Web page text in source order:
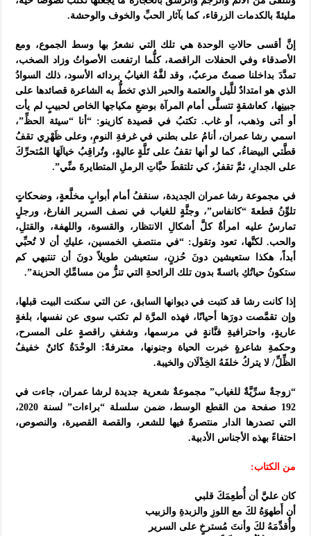
مليئةً بالكدمات الزرقاء، كما بآثار الحبِّ والخوف والوحشة.
إنَّ أقسى حالاتِ الوحدة هي تلك التي نشعرُ بها وسط الجموع، ومع
الأصدقاء وفي الحفلات الراقصة، كلُّما ارتفعت الأصواتُ وزاد الصخب،
تمدَّدَ بداخلنا صمتٌ مرعبٌ، وقد لفَّهُ الغيابُ بردائه الأسود، ذلك السوادُ
الذي هو امتدادٌ للَّيل والعتمة والحبر الذي تخطُّ به الشاعرة قصائدها على
جبينِها، كعاشقةٍ تتسلَّى أمام المرآة بوضعِ مكياجها الخاص لحبيبٍ لم يأت
أو أتى وذهب، أو غاب. تكتبُ في قصيدة كازينو: “أنا “سيئة الحظِّ”،
اسمي رشا عمران، أنامُ على بطني في غرفةِ النومِ، وعلى ظَهْرِي تقفُ
قطَّتي البيضاءُ، كما لو أنها تقفُ على تَلَّةٍ عاليةٍ، وتُراقِبُ خيالَهَا المُتحرِّكَ
على الجدارِ، ثمَّ تقفزُ، كي تلتقطَ حبَّاتِ الرملِ المتطايرةَ منِّي”.
في مجموعة رشا عمران الجديدة، سنقفُ أمام أبوابٍ مخلَّعةٍ، وضحكاتٍ
تلوِّنُ قطعةَ “كانفاس”، وجثَّةٍ للغياب في نصف السرير الفارغ، ورجلٍ
تمارسُ عليه امرأةٌ كلَّ أشكالِ الانتظار، والقسوة، واللهفة، والقتلِ،
والحب. لكنَّها، تعود وتقول: “في منتصفِ الخمسين، عليكِ أن لا تُحبِّي
أبداً، هكذا ستعيشين دونَ حُزنٍ، ستعيشن طويلاً دونَ أن تنتبهي كم
ستكونُ حياتُكِ بائسةً بدون تلك الرائحةِ التي تنزُّ من مسامِّكِ الحزينة”.
إذا كانت رشا قد كتبت في ديوانها السابق، عن التي سكنت البيت قبلها،
وإن تقمَّصت دورَها أحيانًا، فهذه المرَّة لم تكتب سوى عن نفسها، بلغةٍ
عاريةٍ، واحترافيةِ فنَّانةٍ في مرسمها، وشغفِ راقصةٍ على المسرح،
وحكمةِ شاعرةٍ خبرت الحياة وجنونها، معترفةً: الوحْدَةُ كائنٌ خفيفُ
الظِّلِّ/ لا يتركُ خلفَهُ الخِذْلَان والخيبة.
“زوجةٌ سرِّيَّةٌ للغياب” مجموعةٌ شعرية جديدة لرشا عمران، جاءت في
192 صفحة من القطع الوسط، ضمن سلسلة “براءات” لسنة 2020،
التي تصدرها الدار منتصرةً فيها للشعر، والقصة القصيرة، والنصوص،
احتفاءً بهذه الأجناس الأدبية.
من الكتاب:
كان عليَّ أن أُطعِمَكَ قلبي
أن أَطهوَهُ لكَ مع اللوزِ والزبدةِ والزبيب
وأُقدِّمَهُ لكَ وأنتَ مُسترخٍ على السرير